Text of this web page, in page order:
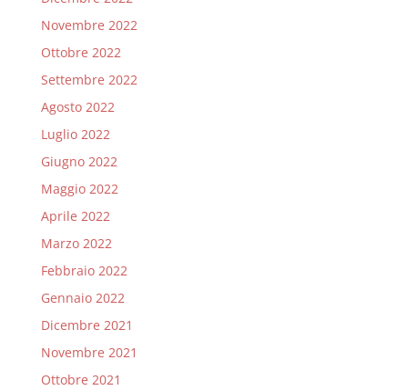
Novembre 2022
Ottobre 2022
Settembre 2022
Agosto 2022
Luglio 2022
Giugno 2022
Maggio 2022
Aprile 2022
Marzo 2022
Febbraio 2022
Gennaio 2022
Dicembre 2021
Novembre 2021
Ottobre 2021